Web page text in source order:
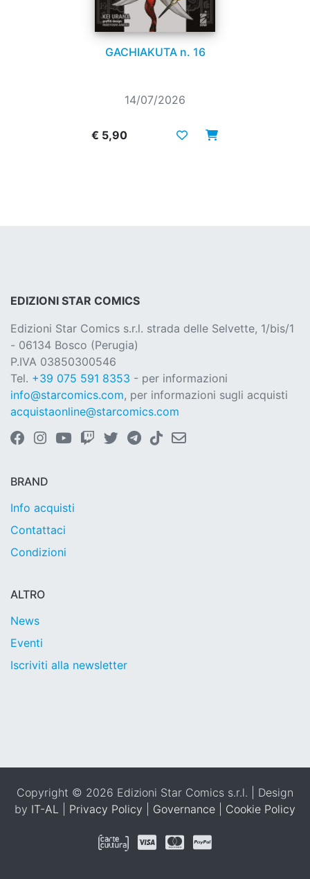
GACHIAKUTA n. 16
14/07/2026
€ 5,90
EDIZIONI STAR COMICS
Edizioni Star Comics s.r.l. strada delle Selvette, 1/bis/1
- 06134 Bosco (Perugia)
P.IVA 03850300546
Tel. +39 075 591 8353 - per informazioni
info@starcomics.com, per informazioni sugli acquisti
acquistaonline@starcomics.com
BRAND
Info acquisti
Contattaci
Condizioni
ALTRO
News
Eventi
Iscriviti alla newsletter
Copyright © 2026 Edizioni Star Comics s.r.l. | Design
by IT-AL Privacy Policy Governance Cookie Policy